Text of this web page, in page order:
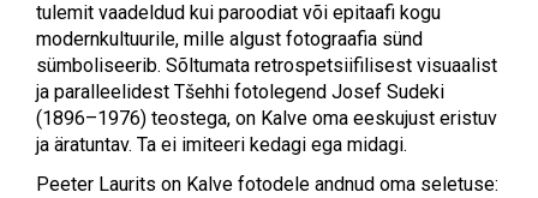
tulemit vaadeldud kui paroodiat või epitaafi kogu
modernkultuurile, mille algust fotograafia sünd
sümboliseerib. Sõltumata retrospetsiifilisest visuaalist
ja paralleelidest Tšehhi fotolegend Josef Sudeki
(1896–1976) teostega, on Kalve oma eeskujust eristuv
ja äratuntav. Ta ei imiteeri kedagi ega midagi.
Peeter Laurits on Kalve fotodele andnud oma seletuse: